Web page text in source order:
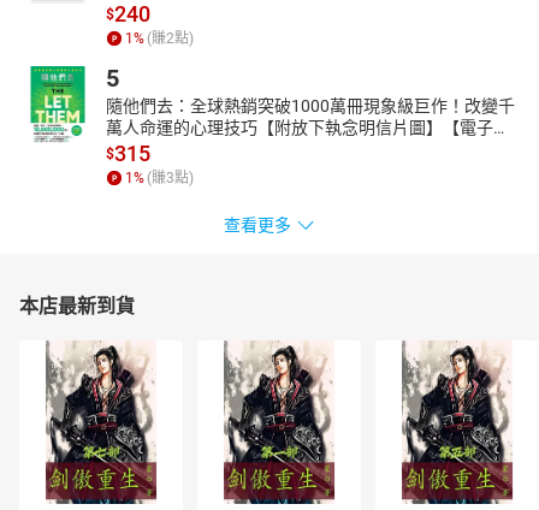
$240
1 % (賺2點)
5
隨他們去：全球熱銷突破1000萬冊現象級巨作！改變千
萬人命運的心理技巧【附放下執念明信片圖】【電子
書】
$315
1 % (賺3點)
查看更多
本店最新到貨